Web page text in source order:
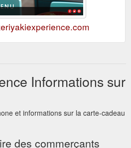
Informations sur
et informations sur la carte-cadeau
des commerçants